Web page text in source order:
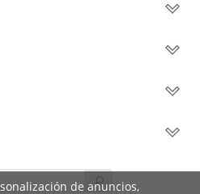
de anuncios,